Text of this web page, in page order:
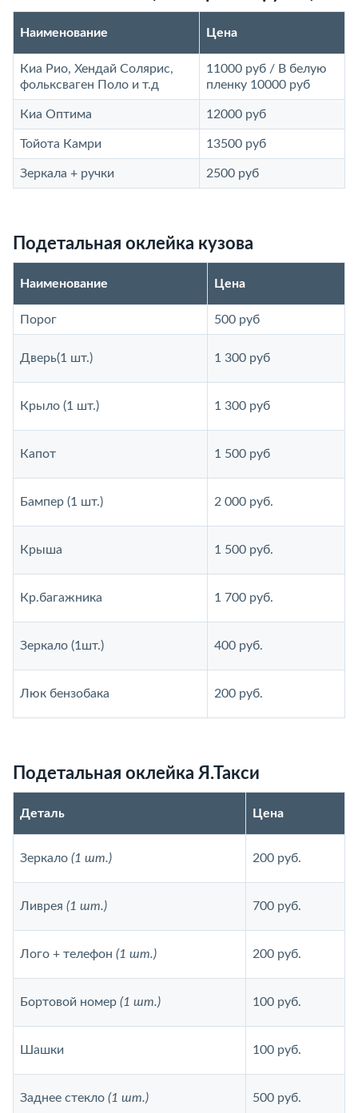
Наименование Цена
Киа Рио, Хендай Солярис,
фольксваген Поло и т.д
11000 руб / В белую
пленку 10000 руб
Киа Оптима 12000 руб
Тойота Камри 13500 руб
Зеркала + ручки 2500 руб
Подетальная оклейка кузова
Наименование Цена
Порог 500 руб
Дверь(1 шт.) 1 300 руб
Крыло (1 шт.) 1 300 руб
Капот 1 500 руб
Бампер (1 шт.) 2 000 руб.
Крыша 1 500 руб.
Кр.багажника 1 700 руб.
Зеркало (1шт.) 400 руб.
Люк бензобака 200 руб.
Подетальная оклейка Я.Такси
Деталь Цена
Зеркало (1 шт.) 200 руб.
Ливрея (1 шт.) 700 руб.
Лого + телефон (1 шт.) 200 руб.
Бортовой номер (1 шт.) 100 руб.
Шашки 100 руб.
Заднее стекло (1 шт.) 500 руб.